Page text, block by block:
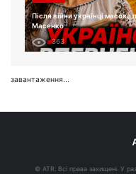
Після війни українці
Масенко
363
завантаження...
© ATR. Всі права захищені. У